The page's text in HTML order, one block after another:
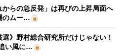
らの急反発」は再びの上昇局面へ
のムー…
選》野村総合研究所だけじゃない！
い風に…